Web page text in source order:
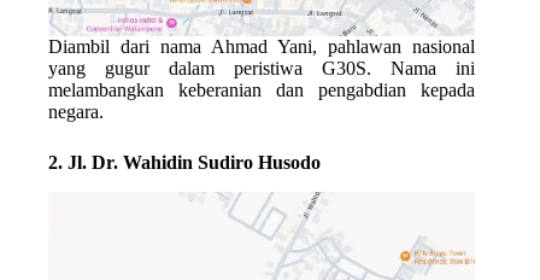
Diambil dari namaAhmad Yani, pahlawan nasional
yang gugur dalam peristiwa G30S. Nama ini
melambangkan keberanian dan pengabdian kepada
negara.
2. Jl. Dr. Wahidin Sudiro Husodo